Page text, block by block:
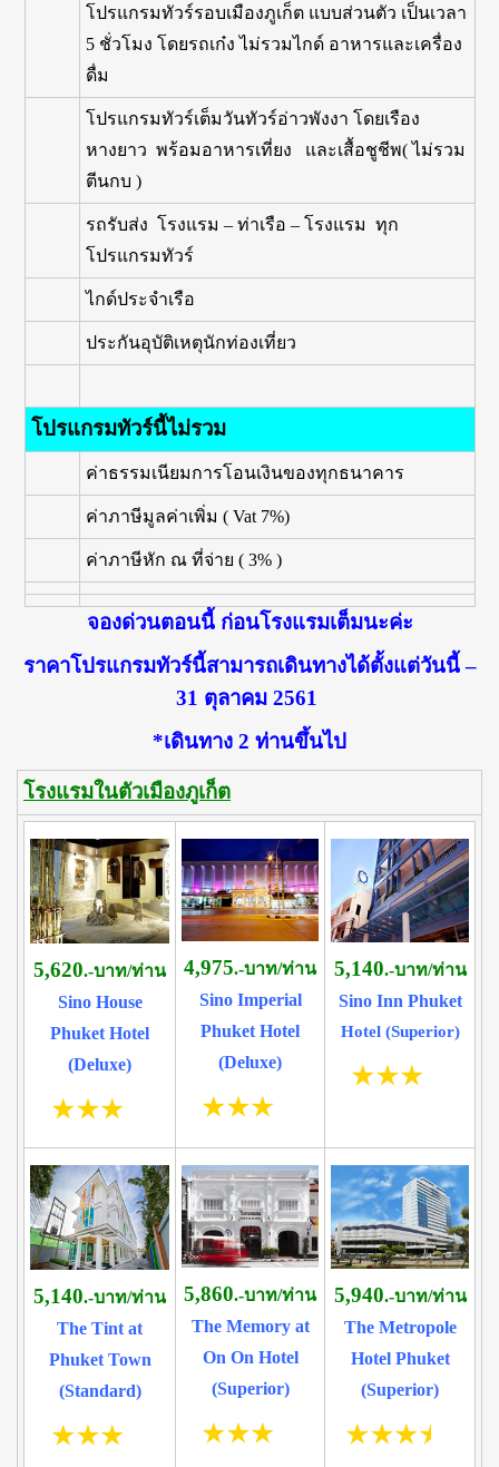
โปรแกรมทัวร์รอบเมืองภูเก็ต แบบส่วนตัว เป็นเวลา
5 ชั่วโมง โดยรถเก๋ง ไม่รวมไกด์ อาหารและเครื่อง
ดื่ม
โปรแกรมทัวร์เต็มวันทัวร์อ่าวพังงา โดยเรือง
หางยาว พร้อมอาหารเที่ยง และเสื้อชูชีพ( ไม่รวม
ตีนกบ )
รถรับส่ง โรงแรม – ท่าเรือ – โรงแรม ทุก
โปรแกรมทัวร์
ไกด์ประจำเรือ
ประกันอุบัติเหตุนักท่องเที่ยว
โปรแกรมทัวร์นี้ไม่รวม
ค่าธรรมเนียมการโอนเงินของทุกธนาคาร
ค่าภาษีมูลค่าเพิ่ม ( Vat 7%)
ค่าภาษีหัก ณ ที่จ่าย ( 3% )
จองด่วนตอนนี้ ก่อนโรงแรมเต็มนะค่ะ
ราคาโปรแกรมทัวร์นี้สามารถเดินทางได้ตั้งแต่วันนี้ –
31 ตุลาคม 2561
*เดินทาง 2 ท่านขึ้นไป
โรงแรมในตัวเมืองภูเก็ต
5,620.-บาท/ท่าน
Sino House
Phuket Hotel
(Deluxe)
4,975.-บาท/ท่าน
Sino Imperial
Phuket Hotel
(Deluxe)
5,140.-บาท/ท่าน
Sino Inn Phuket
Hotel (Superior)
5,140.-บาท/ท่าน
The Tint at
Phuket Town
(Standard)
5,860.-บาท/ท่าน
The Memory at
On On Hotel
(Superior)
5,940.-บาท/ท่าน
The Metropole
Hotel Phuket
(Superior)